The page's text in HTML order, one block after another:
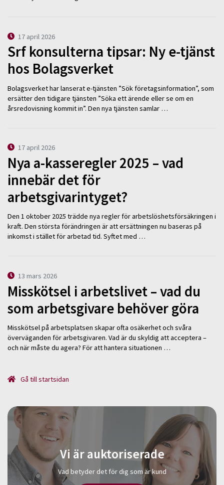
17 april 2026
Srf konsulterna tipsar: Ny e-tjänst
hos Bolagsverket
Bolagsverket har lanserat e-tjänsten ”Sök företagsinformation”, som
ersätter den tidigare tjänsten ”Söka ett ärende eller se om en
årsredovisning kommit in”. Den nya tjänsten samlar …
17 april 2026
Nya a-kasseregler 2025 – vad
innebär det för
arbetsgivarintyget?
Den 1 oktober 2025 trädde nya regler för arbetslöshetsförsäkringen i
kraft. Den största förändringen är att ersättningen nu baseras på
inkomst i stället för arbetad tid. Syftet med …
13 mars 2026
Misskötsel i arbetslivet – vad du
som arbetsgivare behöver göra
Misskötsel på arbetsplatsen skapar ofta osäkerhet och svåra
överväganden för arbetsgivaren. Vad är du skyldig att acceptera –
och när måste du agera? För att hantera situationen …
Gå till startsidan
Vi är auktoriserade
Vad betyder det för dig som är kund